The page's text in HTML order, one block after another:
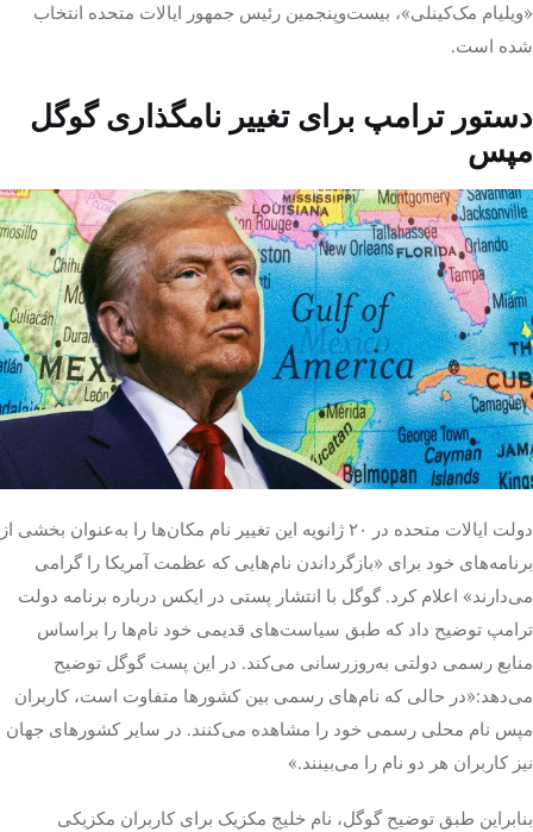
«ویلیام مک‌کینلی»، بیست‌وپنجمین رئیس جمهور ایالات متحده انتخاب
شده است.
دستور ترامپ برای تغییر نامگذاری گوگل
مپس
دولت ایالات متحده در ۲۰ ژانویه این تغییر نام مکان‌ها را به‌عنوان بخشی از
برنامه‌های خود برای «بازگرداندن نام‌هایی که عظمت آمریکا را گرامی
می‌دارند» اعلام کرد. گوگل با انتشار پستی در ایکس درباره برنامه دولت
ترامپ توضیح داد که طبق سیاست‌های قدیمی خود نام‌ها را براساس
منابع رسمی دولتی به‌روزرسانی می‌کند. در این پست گوگل توضیح
می‌دهد:«در حالی که نام‌های رسمی بین کشورها متفاوت است، کاربران
مپس نام محلی رسمی خود را مشاهده می‌کنند. در سایر کشورهای جهان
نیز کاربران هر دو نام را می‌بینند.»
بنابراین طبق توضیح گوگل، نام خلیج مکزیک برای کاربران مکزیکی